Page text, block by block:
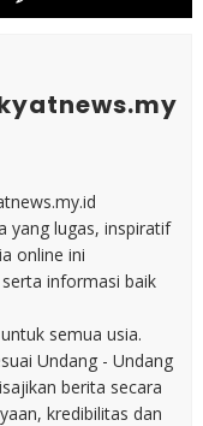
yang lugas, inspiratif
online ini
informasi baik
semua usia.
Undang - Undang
berita secara
kredibilitas dan